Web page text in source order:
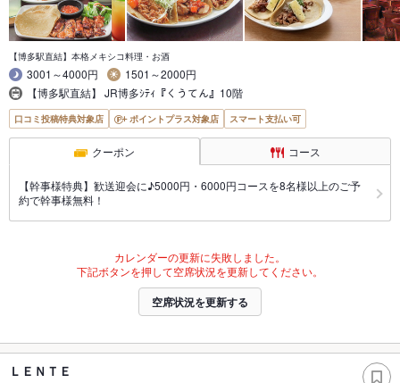
【博多駅直結】本格メキシコ料理・お酒
3001～4000円
1501～2000円
【博多駅直結】 JR博多ｼﾃｨ『くうてん』10階
口コミ投稿特典対象店 ポイントプラス対象店 スマート支払い可
クーポン コース
【幹事様特典】歓送迎会に♪5000円・6000円コースを8名様以上のご予
約で幹事様無料！
カレンダーの更新に失敗しました。
下記ボタンを押して空席状況を更新してください。
空席状況を更新する
ＬＥＮＴＥ